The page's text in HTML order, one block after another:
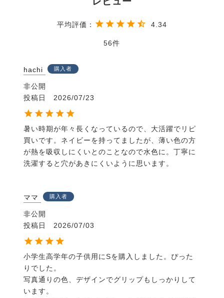
4.34
56
hachi 購入者
非公開
投稿日
2026/07/23
暑い時期が年々長くなっているので、大活躍でリピ
買いです。ネイビーを持ってましたが、薄い色の方
が熱を吸収しにくいとのことなので水色に。丁寧に
洗濯すると穴があきにくいように思います。
ママ 購入者
非公開
投稿日
2026/07/03
小学生高学年の子供用にSを購入しました。ぴった
りでした。
写真通りの色、デザインでグリップもしっかりして
います。